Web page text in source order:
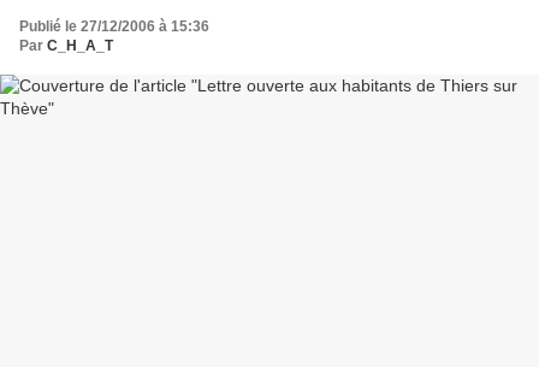
Publié le 27/12/2006 à 15:36
Par C_H_A_T